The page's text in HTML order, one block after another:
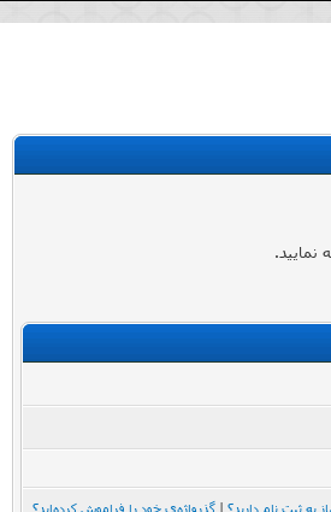
به ثبت نام دارید؟ | گذرواژه‌ی خود را فراموش کرده‌اید؟